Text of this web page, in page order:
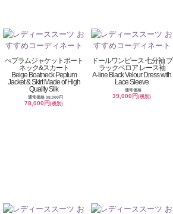
ぺプラムジャケットボート
ネック&スカート
Beige Boatneck Peplum
Jacket & Skirt Made of High
Quality Silk
通常価格 98,000円
78,000円(税別)
ドールワンピース 七分袖 ブ
ラックベロア レース袖
A-line Black Velour Dress with
Lace Sleeve
通常価格
39,000円(税別)